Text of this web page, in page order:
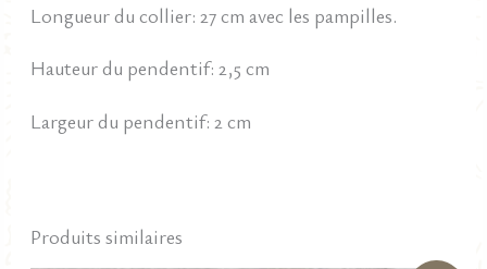
Longueur du collier: 27 cm avec les pampilles.
Hauteur du pendentif: 2,5 cm
Largeur du pendentif: 2 cm
Produits similaires